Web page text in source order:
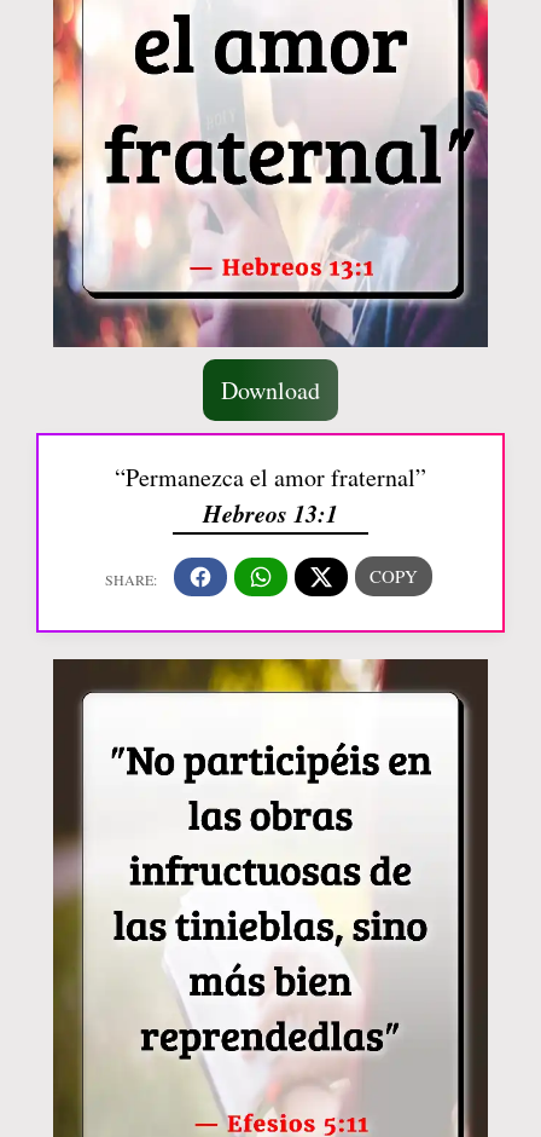
Download
“Permanezca el amor fraternal”
Hebreos 13:1